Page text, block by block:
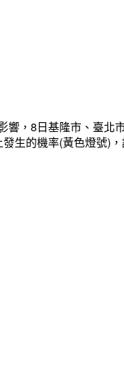
，8日基隆市、臺北
生的機率(黃色燈號)，